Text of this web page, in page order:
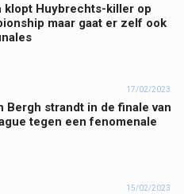
klopt Huybrechts-killer op
maar gaat er zelf ook
17/02/2023
Bergh strandt in de finale van
tegen een fenomenale
15/02/2023